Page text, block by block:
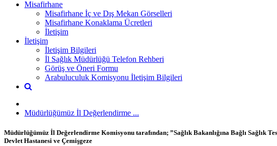
Misafirhane
Misafirhane İç ve Dış Mekan Görselleri
Misafirhane Konaklama Ücretleri
İletişim
İletişim
İletişim Bilgileri
İl Sağlık Müdürlüğü Telefon Rehberi
Görüş ve Öneri Formu
Arabuluculuk Komisyonu İletişim Bilgileri
Müdürlüğümüz İl Değerlendirme ...
Müdürlüğümüz İl Değerlendirme Komisyonu tarafından; ”Sağlık Bakanlığına Bağlı
Devlet Hastanesi ve Çemişgeze